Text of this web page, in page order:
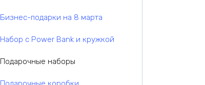
Бизнес-подарки на 8 марта
Набор с Power Bank и кружкой
Подарочные наборы